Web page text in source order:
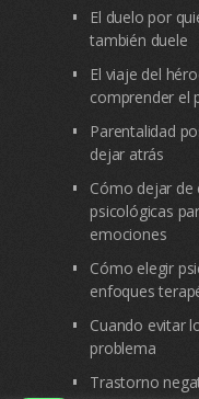
El duelo por
también duele
El viaje del
comprender el
Parentalidad
dejar atrás
Cómo dejar de
psicológicas
emociones
Cómo elegir
enfoques
Cuando evitar
problema
Trastorno